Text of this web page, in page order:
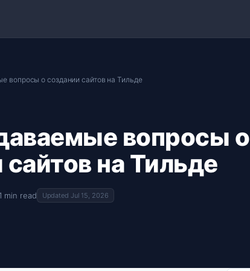
вопросы о создании сайтов на Тильде
вопросы о
на Тильде
1 min read Updated Jul 15, 2026